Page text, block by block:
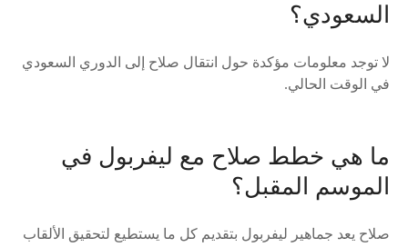
السعودي؟
لا توجد معلومات مؤكدة حول انتقال صلاح إلى الدوري السعودي
في الوقت الحالي.
ما هي خطط صلاح مع ليفربول في
الموسم المقبل؟
صلاح يعد جماهير ليفربول بتقديم كل ما يستطيع لتحقيق الألقاب